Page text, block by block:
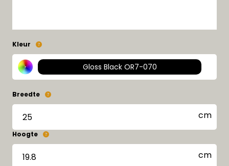
Kleur
Gloss Black OR7-070
Breedte
Hoogte